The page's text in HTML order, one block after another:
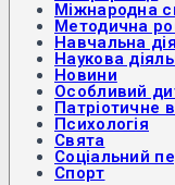
Міжнародна
Методична
Навчальна
Наукова
Новини
Особливий
Патріотичне
Психологія
Свята
Соціальний
Спорт